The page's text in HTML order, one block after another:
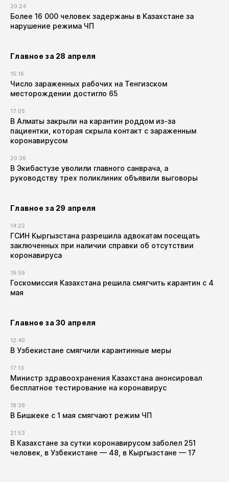
20:24
Более 16 000 человек задержаны в Казахстане за
нарушение режима ЧП
Главное за 28 апреля
15:16
Число зараженных рабочих на Тенгизском
месторождении достигло 65
17:05
В Алматы закрыли на карантин роддом из-за
пациентки, которая скрыла контакт с зараженным
коронавирусом
20:36
В Экибастузе уволили главного санврача, а
руководству трех поликлиник объявили выговоры
Главное за 29 апреля
14:22
ГСИН Кыргызстана разрешила адвокатам посещать
заключенных при наличии справки об отсутствии
коронавируса
19:59
Госкомиссия Казахстана решила смягчить карантин с 4
мая
Главное за 30 апреля
12:40
В Узбекистане смягчили карантинные меры
17:13
Министр здравоохранения Казахстана анонсировал
бесплатное тестирование на коронавирус
18:38
В Бишкеке с 1 мая смягчают режим ЧП
21:53
В Казахстане за сутки коронавирусом заболел 251
человек, в Узбекистане — 48, в Кыргызстане — 17